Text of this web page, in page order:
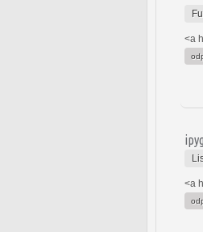
<a
<a